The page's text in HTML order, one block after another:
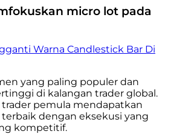
micro lot pada
Warna Candlestick Bar Di
yang paling populer dan
di kalangan trader global.
pemula mendapatkan
dengan eksekusi yang
kompetitif.